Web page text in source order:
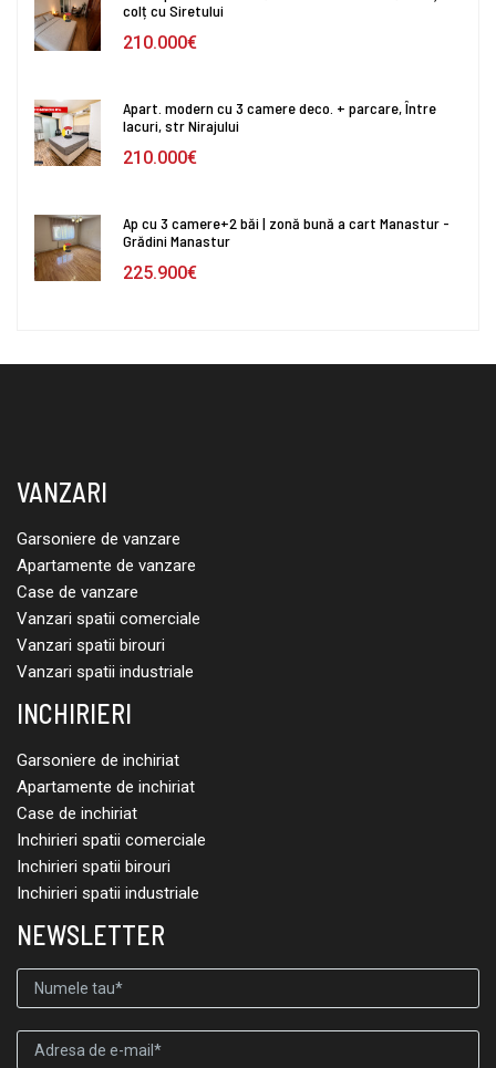
colț cu Siretului
210.000€
Apart. modern cu 3 camere deco. + parcare, Între
lacuri, str Nirajului
210.000€
Ap cu 3 camere+2 băi | zonă bună a cart Manastur -
Grădini Manastur
225.900€
VANZARI
Garsoniere de vanzare
Apartamente de vanzare
Case de vanzare
Vanzari spatii comerciale
Vanzari spatii birouri
Vanzari spatii industriale
INCHIRIERI
Garsoniere de inchiriat
Apartamente de inchiriat
Case de inchiriat
Inchirieri spatii comerciale
Inchirieri spatii birouri
Inchirieri spatii industriale
NEWSLETTER